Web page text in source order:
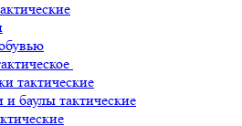
тактические
и баулы тактические